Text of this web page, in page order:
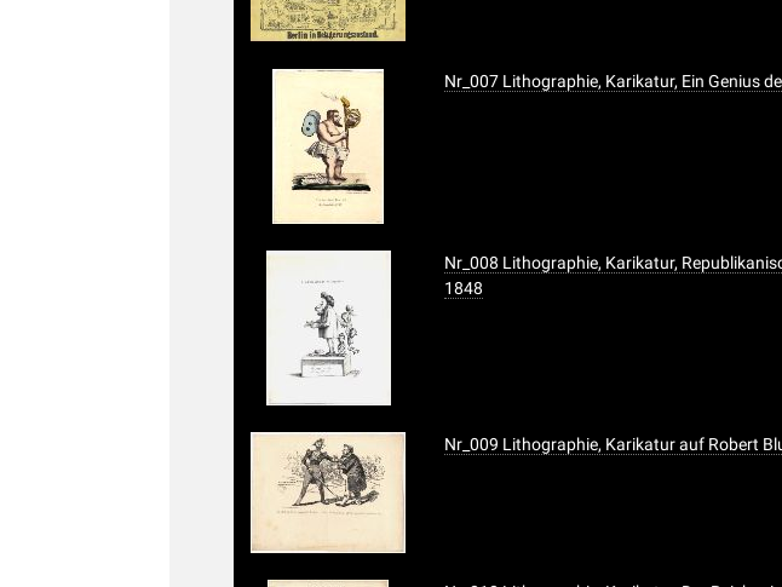
Nr_007 Lithographie, Karikatur, Ein Genius
Nr_008 Lithographie, Karikatur,
1848
Nr_009 Lithographie, Karikatur auf Robert